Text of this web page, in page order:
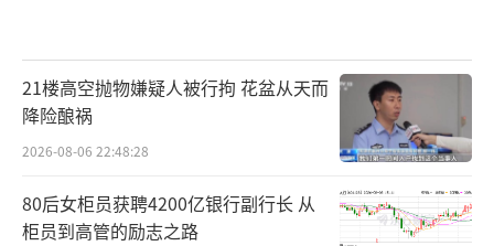
21楼高空抛物嫌疑人被行拘 花盆从天而
降险酿祸
2026-08-06 22:48:28
80后女柜员获聘4200亿银行副行长 从
柜员到高管的励志之路